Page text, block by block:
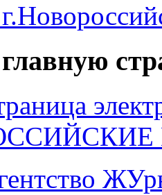
главную